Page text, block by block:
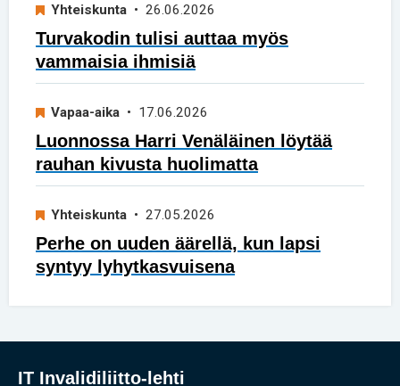
Yhteiskunta • 26.06.2026
Turvakodin tulisi auttaa myös
vammaisia ihmisiä
Vapaa-aika • 17.06.2026
Luonnossa Harri Venäläinen löytää
rauhan kivusta huolimatta
Yhteiskunta • 27.05.2026
Perhe on uuden äärellä, kun lapsi
syntyy lyhytkasvuisena
IT Invalidiliitto-lehti